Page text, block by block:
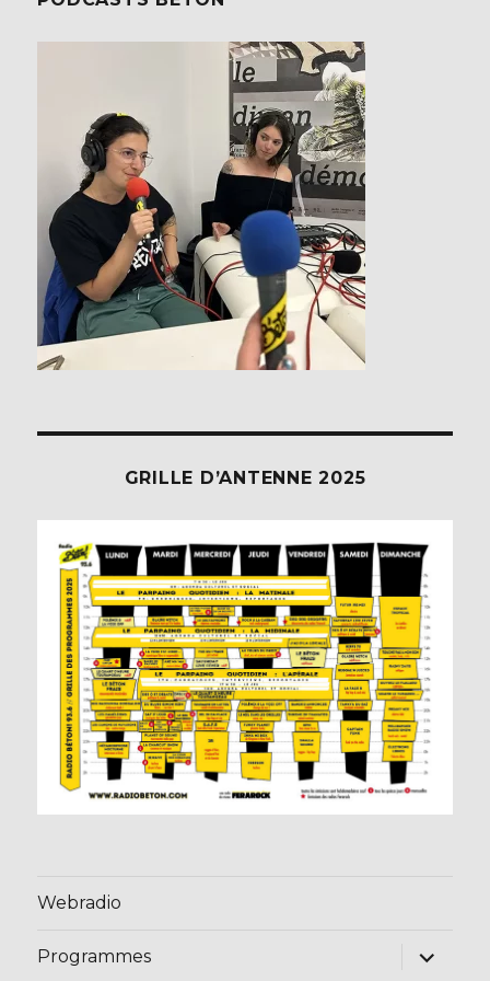
GRILLE D’ANTENNE 2025
Webradio
Programmes
ouvrir